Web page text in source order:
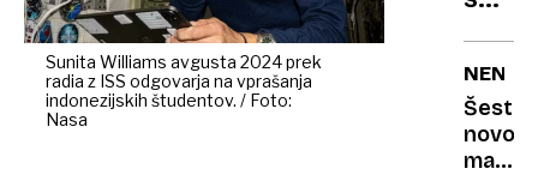
Sunita Williams avgusta 2024 prek
radia z ISS odgovarja na vprašanja
indonezijskih študentov. / Foto:
Nasa
mami